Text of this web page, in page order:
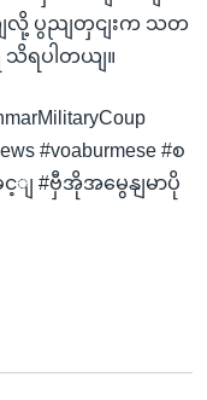
ျလို့ ပွညျတှငျးက သတ
သိရပါတယျ။
#voaburmese #စ
ျ #ဗှီအိုအမွေနျမာပို